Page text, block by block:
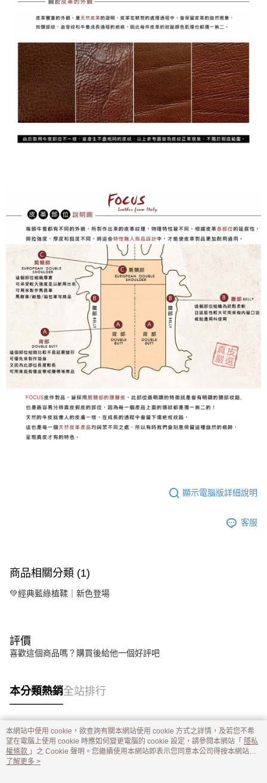
顯示電腦版詳細說明
客服
商品相關分類 (1)
💚經典藍綠植鞣｜新色登場
評價
喜歡這個商品嗎？購買後給他一個好評吧
本分類熱銷全站排行
熱門標籤
本網站中使用 cookie，欲查詢有關本網站使用 cookie 方式之詳情，及若您不希
望在電腦上使用 cookie 時應如何變更電腦的 cookie 設定，請參閱本網站「 隱私
權條款 」之 Cookie 聲明。您繼續使用本網站即表示您同意本公司得按本網站使
用條款之 Cookie 聲明使用 cookie。
了解更多 >